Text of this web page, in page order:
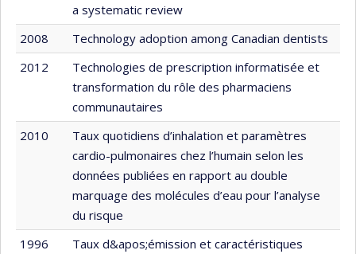
a systematic review
2008
Technology adoption among Canadian dentists
2012
Technologies de prescription informatisée et
transformation du rôle des pharmaciens
communautaires
2010
Taux quotidiens d’inhalation et paramètres
cardio-pulmonaires chez l’humain selon les
données publiées en rapport au double
marquage des molécules d’eau pour l’analyse
du risque
1996
Taux d&apos;émission et caractéristiques